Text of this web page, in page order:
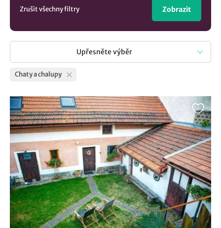
Zrušit všechny filtry Zobrazit
Upřesněte výběr
Chaty a chalupy